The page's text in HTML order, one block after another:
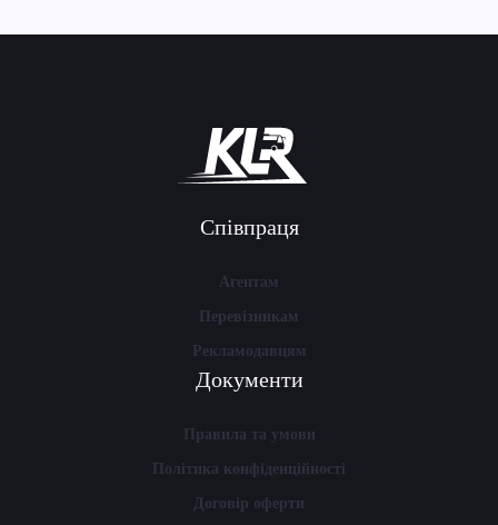
Співпраця
Агентам
Перевізникам
Рекламодавцям
Документи
Правила та умови
Політика конфіденційності
Договір оферти